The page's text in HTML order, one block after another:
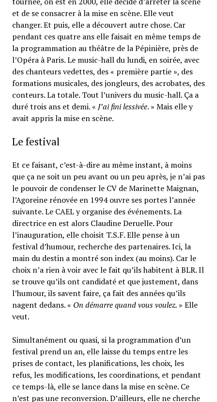
et de se consacrer à la mise en scène. Elle veut
changer. Et puis, elle a découvert autre chose. Car
pendant ces quatre ans elle faisait en même temps de
la programmation au théâtre de la Pépinière, près de
l’Opéra à Paris. Le music-hall du lundi, en soirée, avec
des chanteurs vedettes, des « première partie », des
formations musicales, des jongleurs, des acrobates, des
conteurs. La totale. Tout l’univers du music-hall. Ça a
duré trois ans et demi. « J’ai fini lessivée. » Mais elle y
avait appris la mise en scène.
Le festival
Et ce faisant, c’est-à-dire au même instant, à moins
que ça ne soit un peu avant ou un peu après, je n’ai pas
le pouvoir de condenser le CV de Marinette Maignan,
l’Agoreine rénovée en 1994 ouvre ses portes l’année
suivante. Le CAEL y organise des événements. La
directrice en est alors Claudine Deruelle. Pour
l’inauguration, elle choisit T.S.F. Elle pense à un
festival d’humour, recherche des partenaires. Ici, la
main du destin a montré son index (au moins). Car le
choix n’a rien à voir avec le fait qu’ils habitent à BLR. Il
se trouve qu’ils ont candidaté et que justement, dans
l’humour, ils savent faire, ça fait des années qu’ils
nagent dedans. « On démarre quand vous voulez. » Elle
veut.
Simultanément ou quasi, si la programmation d’un
festival prend un an, elle laisse du temps entre les
prises de contact, les planifications, les choix, les
refus, les modifications, les coordinations, et pendant
ce temps-là, elle se lance dans la mise en scène. Ce
n’est pas une reconversion. D’ailleurs, elle ne cherche